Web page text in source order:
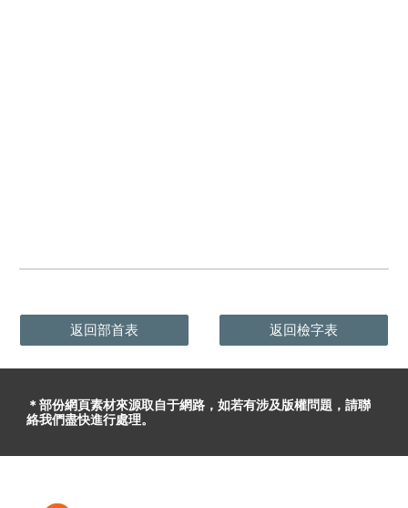
返回部首表 返回檢字表
＊部份網頁素材來源取自于網路，如若有涉及版權問題 ，請聯
絡我們盡快進行處理。